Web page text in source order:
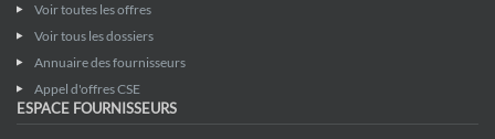
Voir toutes les offres
Voir tous les dossiers
Annuaire des fournisseurs
Appel d'offres CSE
ESPACE FOURNISSEURS